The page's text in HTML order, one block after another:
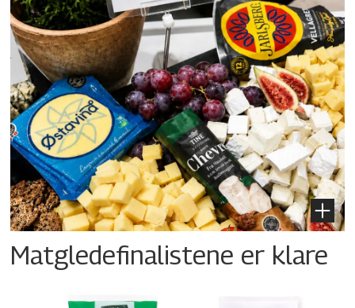
Matgledefinalistene er klare